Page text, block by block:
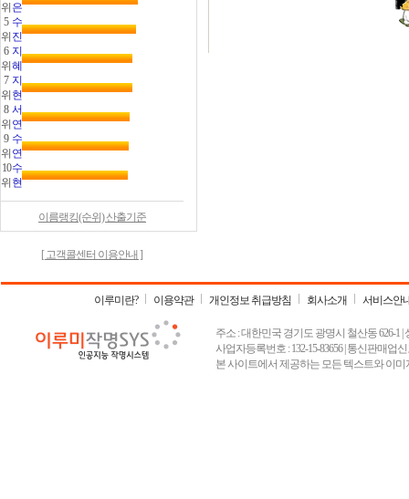
위 은
5
위
수
진
6
위
지
혜
7
위
지
현
8
위
서
연
9
위
수
연
10
위
수
현
이름랭킹(순위) 산출기준
[ 고객콜센터 이용안내 ]
이루미란? 이용약관 개인정보 취급방침 회사소개 서비스안
주소 : 대한민국 경기도 광명시 철산동 626-1 |
사업자등록번호 : 132-15-83656 | 통신판매업
본 사이트에서 제공하는 모든 텍스트와 이